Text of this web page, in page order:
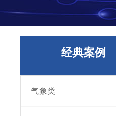
经典案例
气象类